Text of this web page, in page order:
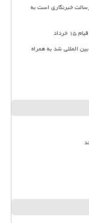
رسالت خبرنگاری است به
المللی شد به همراه